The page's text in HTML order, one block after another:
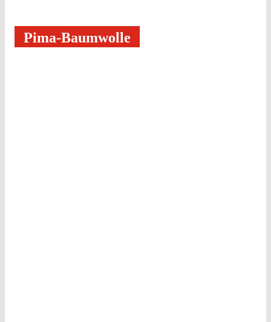
Pima-Baumwolle